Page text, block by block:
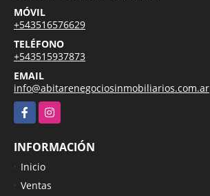
MÓVIL
+543516576629
TELÉFONO
+543515937873
EMAIL
info@abitarenegociosinmobiliarios.com.ar
FacebookInstagram
INFORMACIÓN
Inicio
Ventas